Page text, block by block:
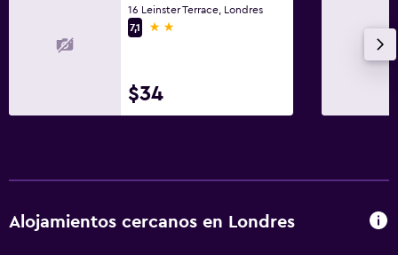
16 Leinster Terrace, Londres
7,1
2 estrellas
$34
Alojamientos cercanos en Londres